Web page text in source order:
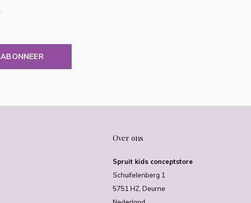
ABONNEER
Over ons
Spruit kids conceptstore
Schuifelenberg 1
5751 HZ, Deurne